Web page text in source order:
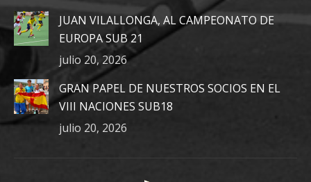
JUAN VILALLONGA, AL CAMPEONATO DE
EUROPA SUB 21
julio 20, 2026
GRAN PAPEL DE NUESTROS SOCIOS EN EL
VIII NACIONES SUB18
julio 20, 2026